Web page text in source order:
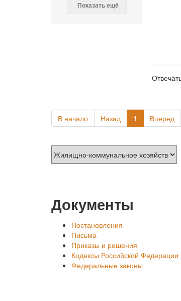
Показать ещё
В начало Назад 1 Вперед
Документы
Постановления
Письма
Приказы и решения
Кодексы Российской Федерации
Федеральные законы